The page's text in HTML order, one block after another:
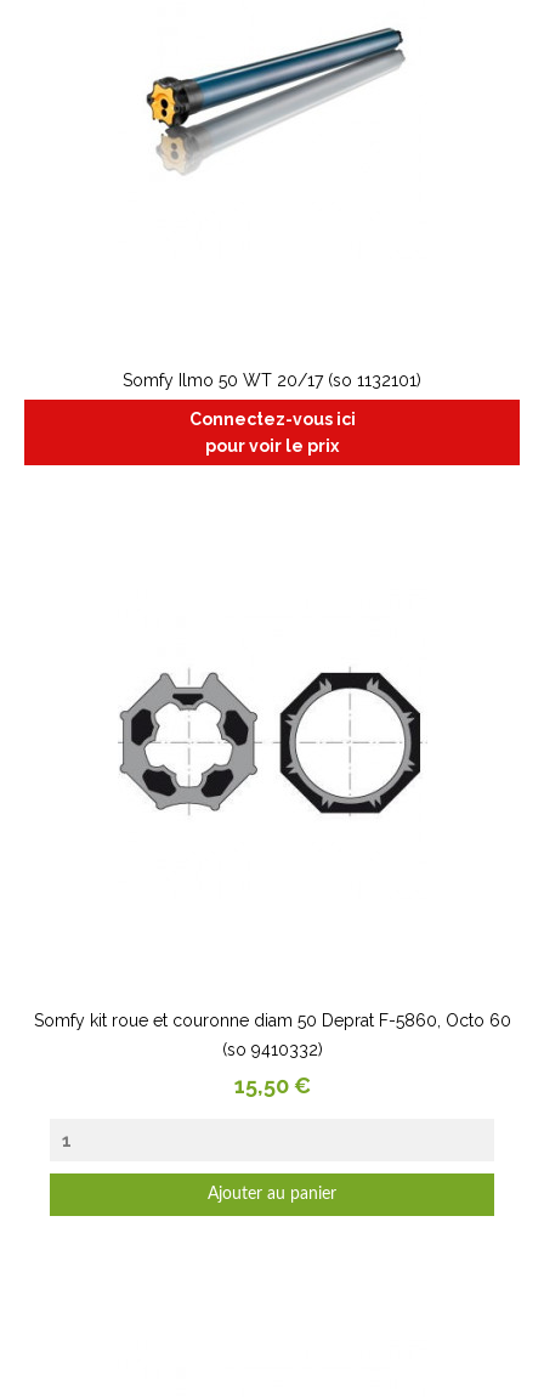
Somfy Ilmo 50 WT 20/17 (so 1132101)
Connectez-vous ici
pour voir le prix
Somfy kit roue et couronne diam 50 Deprat F-5860, Octo 60
(so 9410332)
Prix
15,50 €
Ajouter au panier